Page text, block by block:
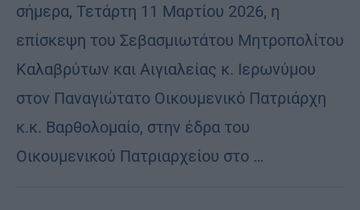
σήμερα, Τετάρτη 11 Μαρτίου 2026, η
επίσκεψη του Σεβασμιωτάτου Μητροπολίτου
Καλαβρύτων και Αιγιαλείας κ. Ιερωνύμου
στον Παναγιώτατο Οικουμενικό Πατριάρχη
κ.κ. Βαρθολομαίο, στην έδρα του
Οικουμενικού Πατριαρχείου στο …